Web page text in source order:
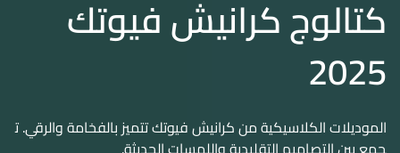
الموديلات الكلاسيكية من كرانيش فيوتكتتميز بالفخامة والرقي. ت
جمع بين التصاميم التقليدية واللمسات الحديثة.
موديلات بارزة في الفئة الكلاسيك
ية